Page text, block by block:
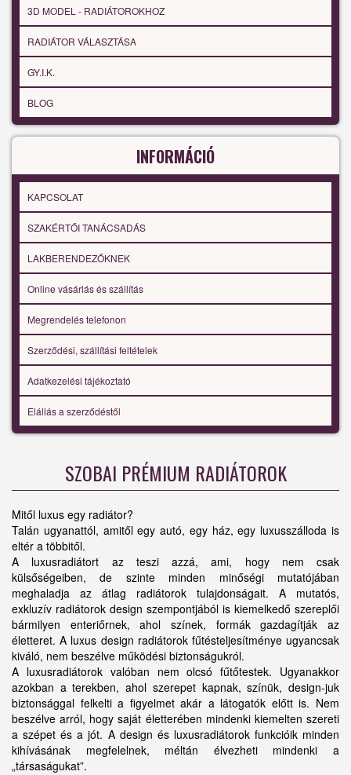
3D MODEL - RADIÁTOROKHOZ
RADIÁTOR VÁLASZTÁSA
GY.I.K.
BLOG
INFORMÁCIÓ
KAPCSOLAT
SZAKÉRTŐI TANÁCSADÁS
LAKBERENDEZŐKNEK
Online vásárlás és szállítás
Megrendelés telefonon
Szerződési, szállítási feltételek
Adatkezelési tájékoztató
Elállás a szerződéstől
SZOBAI PRÉMIUM RADIÁTOROK
Mitől luxus egy radiátor?
Talán ugyanattól, amitől egy autó, egy ház, egy luxusszálloda is
eltér a többitől.
A luxusradiátort az teszi azzá, ami, hogy nem csak
külsőségeiben, de szinte minden minőségi mutatójában
meghaladja az átlag radiátorok tulajdonságait. A mutatós,
exkluzív radiátorok design szempontjából is kiemelkedő szereplői
bármilyen enteriőrnek, ahol színek, formák gazdagítják az
életteret. A luxus design radiátorok fűtésteljesítménye ugyancsak
kiváló, nem beszélve működési biztonságukról.
A luxusradiátorok valóban nem olcsó fűtőtestek. Ugyanakkor
azokban a terekben, ahol szerepet kapnak, színük, design-juk
biztonsággal felkelti a figyelmet akár a látogatók előtt is. Nem
beszélve arról, hogy saját életterében mindenki kiemelten szereti
a szépet és a jót. A design és luxusradiátorok funkcióik minden
kihívásának megfelelnek, méltán élvezheti mindenki a
„társaságukat”.